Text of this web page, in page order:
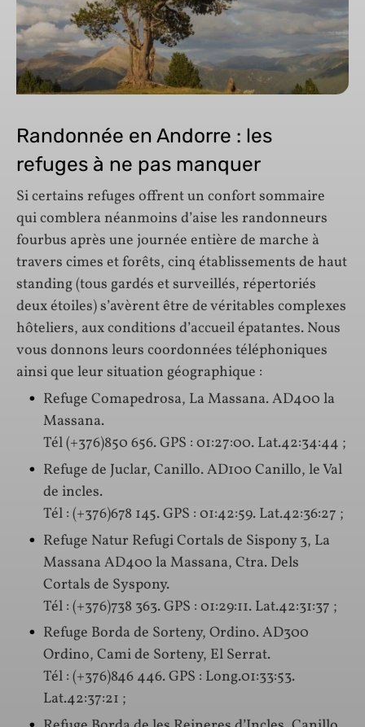
Randonnée en Andorre : les
refuges à ne pas manquer
Si certains refuges offrent un confort sommaire
qui comblera néanmoins d’aise les randonneurs
fourbus après une journée entière de marche à
travers cimes et forêts, cinq établissements de haut
standing (tous gardés et surveillés, répertoriés
deux étoiles) s’avèrent être de véritables complexes
hôteliers, aux conditions d’accueil épatantes. Nous
vous donnons leurs coordonnées téléphoniques
ainsi que leur situation géographique :
Refuge Comapedrosa, La Massana. AD400 la
Massana.
Tél (+376)850 656. GPS : 01:27:00. Lat.42:34:44 ;
Refuge de Juclar, Canillo. AD100 Canillo, le Val
de incles.
Tél : (+376)678 145. GPS : 01:42:59. Lat.42:36:27 ;
Refuge Natur Refugi Cortals de Sispony 3, La
Massana AD400 la Massana, Ctra. Dels
Cortals de Syspony.
Tél : (+376)738 363. GPS : 01:29:11. Lat.42:31:37 ;
Refuge Borda de Sorteny, Ordino. AD300
Ordino, Cami de Sorteny, El Serrat.
Tél : (+376)846 446. GPS : Long.01:33:53.
Lat.42:37:21 ;